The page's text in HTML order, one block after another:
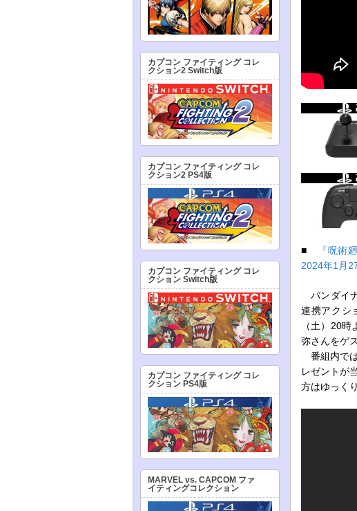
■
『呪術
2024年1月
バンダイ
連携アクシ
（土）20
弥さんをゲ
番組内で
レゼントが
方はゆっく
カプコン ファイティング コレ
クション2 Switch版
カプコン ファイティング コレ
クション2 PS4版
カプコン ファイティング コレ
クション Switch版
カプコン ファイティング コレ
クション PS4版
MARVEL vs. CAPCOM ファ
イティングコレクション